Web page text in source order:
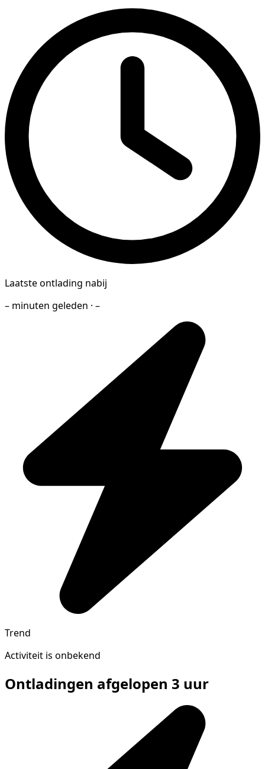
Laatste ontlading nabij
– minuten geleden · –
Trend
Activiteit is onbekend
Ontladingen afgelopen 3 uur